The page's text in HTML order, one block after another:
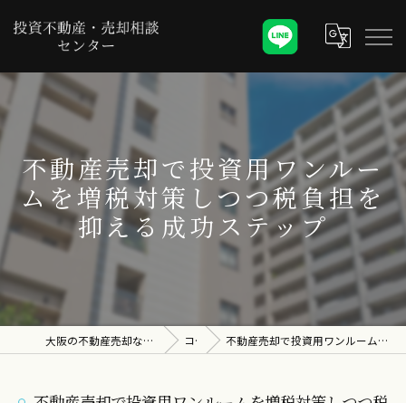
不動産売却で投資用ワンルー
ムを増税対策しつつ税負担を
抑える成功ステップ
大阪の不動産売却なら投資不動産・売却相談センター コラム 不動産売却で投資用ワンルームを増税対策しつつ税負担を抑える成功ステップ